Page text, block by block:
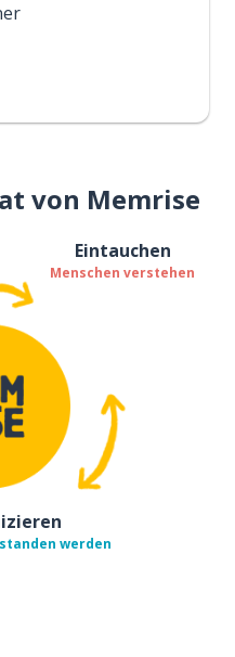
von Memrise
Eintauchen
Menschen verstehen
werden